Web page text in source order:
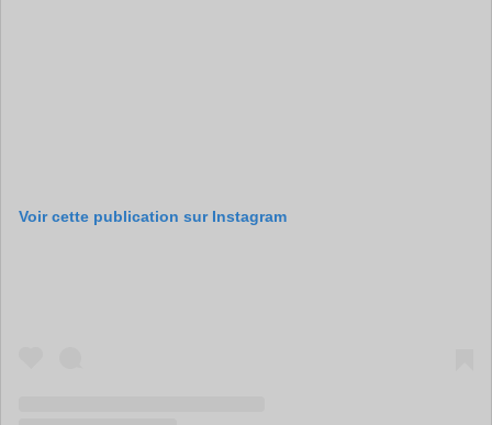
Voir cette publication sur Instagram